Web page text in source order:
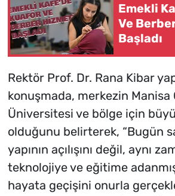
Emekli
Ve
Başladı
Rektör Prof. Dr. Rana Kibar
konuşmada, merkezin Manisa
Üniversitesi ve bölge için
olduğunu belirterek, “Bugün
yapının açılışını değil, aynı
teknolojiye ve eğitime
hayata geçişini onurla